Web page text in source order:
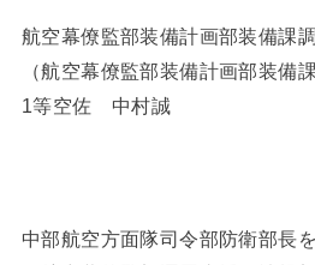
航空幕僚監部装備計画部装備課
（航空幕僚監部装備計画部装備
1等空佐 中村誠
中部航空方面隊司令部防衛部長